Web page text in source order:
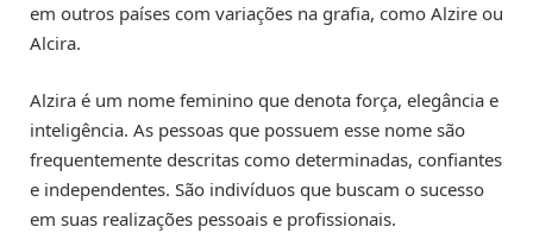
em outros países com variações na grafia, como Alzire ou
Alcira.
Alzira é um nome feminino que denota força, elegância e
inteligência. As pessoas que possuem esse nome são
frequentemente descritas como determinadas, confiantes
e independentes. São indivíduos que buscam o sucesso
em suas realizações pessoais e profissionais.